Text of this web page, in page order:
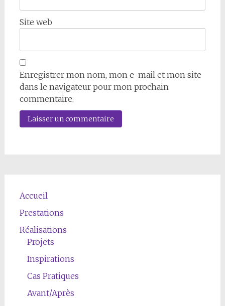
Site web
Enregistrer mon nom, mon e-mail et mon site
dans le navigateur pour mon prochain
commentaire.
Accueil
Prestations
Réalisations
Projets
Inspirations
Cas Pratiques
Avant/Après